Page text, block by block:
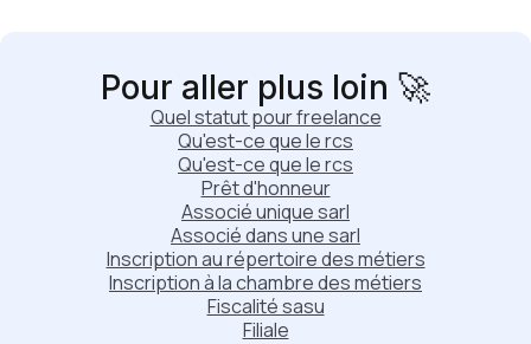
Pour aller plus loin 🚀
Quel statut pour freelance
Qu'est-ce que le rcs
Qu'est-ce que le rcs
Prêt d'honneur
Associé unique sarl
Associé dans une sarl
Inscription au répertoire des métiers
Inscription à la chambre des métiers
Fiscalité sasu
Filiale